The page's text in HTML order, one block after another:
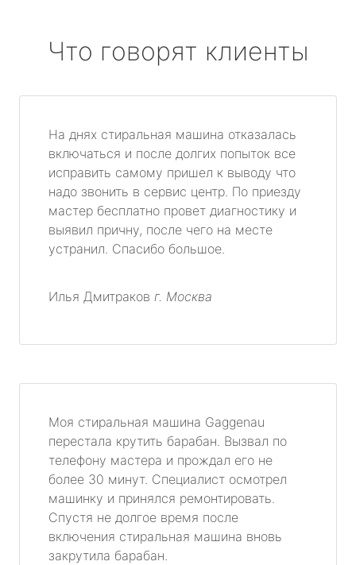
Что говорят клиенты
На днях стиральная машина отказалась
включаться и после долгих попыток все
исправить самому пришел к выводу что
надо звонить в сервис центр. По приезду
мастер бесплатно провет диагностику и
выявил причну, после чего на месте
устранил. Спасибо большое.
Илья Дмитраков г. Москва
Моя стиральная машина Gaggenau
перестала крутить барабан. Вызвал по
телефону мастера и прождал его не
более 30 минут. Специалист осмотрел
машинку и принялся ремонтировать.
Спустя не долгое время после
включения стиральная машина вновь
закрутила барабан.